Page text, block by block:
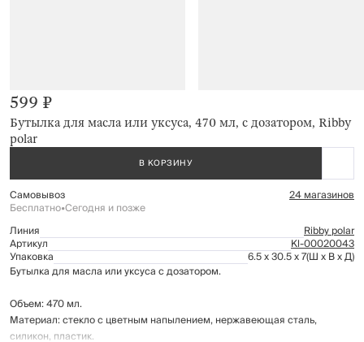
Бутылка для масла или уксуса, 470 мл, с дозатором, Ribby
polar
599 ₽
В КОРЗИНУ
Самовывоз 24 магазинов
Бесплатно•Сегодня и позже
Линия
Ribby polar
Артикул Kl-00020043
Упаковка 6.5 x 30.5 x 7(Ш x В x Д)
Бутылка для масла или уксуса с дозатором.
Объем: 470 мл.
Материал: стекло с цветным напылением, нержавеющая сталь,
силикон, пластик.